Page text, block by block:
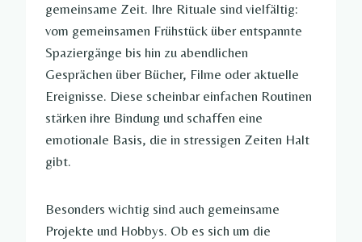
gemeinsame Zeit. Ihre Rituale sind vielfältig:
vom gemeinsamen Frühstück über entspannte
Spaziergänge bis hin zu abendlichen
Gesprächen über Bücher, Filme oder aktuelle
Ereignisse. Diese scheinbar einfachen Routinen
stärken ihre Bindung und schaffen eine
emotionale Basis, die in stressigen Zeiten Halt
gibt.
Besonders wichtig sind auch gemeinsame
Projekte und Hobbys. Ob es sich um die